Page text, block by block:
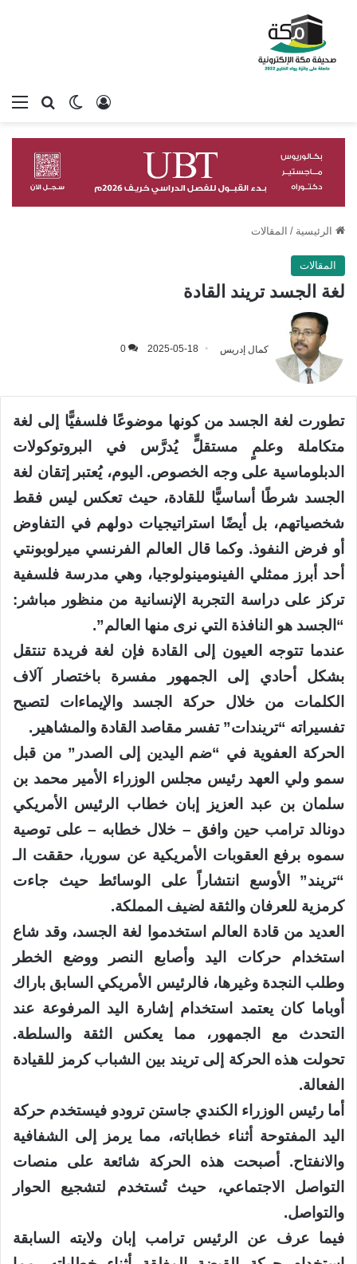
بحثالوضع
تسجيل الدخول
الرئيسية / المقالات
المقالات
لغة الجسد تريند القادة
كمال إدريس 2025-05-18
0
تطورت لغة الجسد من كونها موضوعًا فلسفيًّا إلى لغة
متكاملة وعلمٍ مستقلٍّ يُدرَّس في البروتوكولات
الدبلوماسية على وجه الخصوص. اليوم، يُعتبر إتقان لغة
الجسد شرطًا أساسيًّا للقادة، حيث تعكس ليس فقط
شخصياتهم، بل أيضًا استراتيجيات دولهم في التفاوض
أو فرض النفوذ. وكما قال العالم الفرنسي ميرلوبونتي
أحد أبرز ممثلي الفينومينولوجيا، وهي مدرسة فلسفية
تركز على دراسة التجربة الإنسانية من منظور مباشر:
“الجسد هو النافذة التي نرى منها العالم”.
عندما تتوجه العيون إلى القادة فإن لغة فريدة تنتقل
بشكل أحادي إلى الجمهور مفسرة باختصار آلاف
الكلمات من خلال حركة الجسد والإيماءات لتصبح
تفسيراته “تريندات” تفسر مقاصد القادة والمشاهير.
الحركة العفوية في “ضم اليدين إلى الصدر” من قبل
سمو ولي العهد رئيس مجلس الوزراء الأمير محمد بن
سلمان بن عبد العزيز إبان خطاب الرئيس الأمريكي
دونالد ترامب حين وافق – خلال خطابه – على توصية
سموه برفع العقوبات الأمريكية عن سوريا، حققت الـ
“تريند” الأوسع انتشاراً على الوسائط حيث جاءت
كرمزية للعرفان والثقة لضيف المملكة.
العديد من قادة العالم استخدموا لغة الجسد، وقد شاع
استخدام حركات اليد وأصابع النصر ووضع الخطر
وطلب النجدة وغيرها، فالرئيس الأمريكي السابق باراك
أوباما كان يعتمد استخدام إشارة اليد المرفوعة عند
التحدث مع الجمهور، مما يعكس الثقة والسلطة.
تحولت هذه الحركة إلى تريند بين الشباب كرمز للقيادة
الفعالة.
أما رئيس الوزراء الكندي جاستن ترودو فيستخدم حركة
اليد المفتوحة أثناء خطاباته، مما يرمز إلى الشفافية
والانفتاح. أصبحت هذه الحركة شائعة على منصات
التواصل الاجتماعي، حيث تُستخدم لتشجيع الحوار
والتواصل.
فيما عرف عن الرئيس ترامب إبان ولايته السابقة